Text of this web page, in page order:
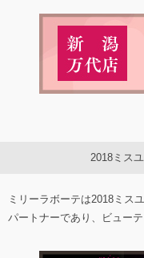
2018ミス
ミリーラボーテは2018ミス
パートナーであり、ビュー